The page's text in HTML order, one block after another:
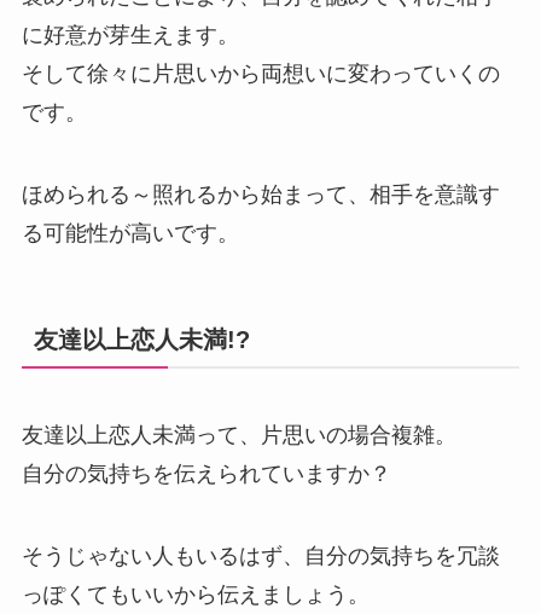
に好意が芽生えます。
そして徐々に片思いから両想いに変わっていくの
です。
ほめられる～照れるから始まって、相手を意識す
る可能性が高いです。
友達以上恋人未満!?
友達以上恋人未満って、片思いの場合複雑。
自分の気持ちを伝えられていますか？
そうじゃない人もいるはず、自分の気持ちを冗談
っぽくてもいいから伝えましょう。